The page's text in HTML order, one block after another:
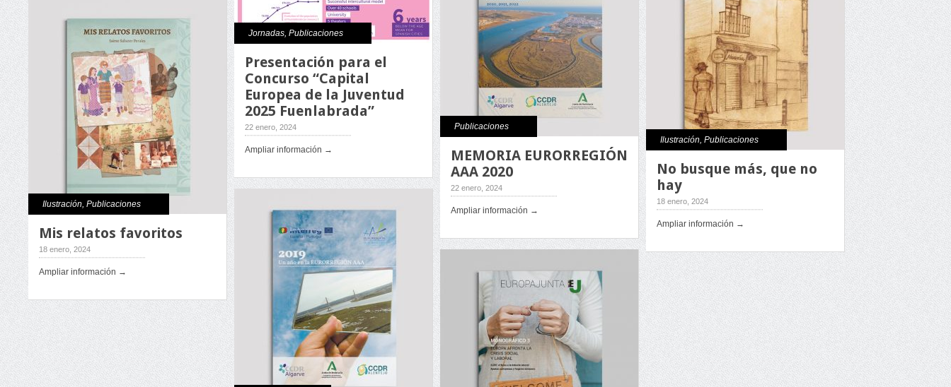
Jornadas,Publicaciones
Presentación para el
Concurso “Capital
Europea de la Juventud
2025 Fuenlabrada”
22 enero, 2024
Ampliar información →
Publicaciones
MEMORIA EURORREGIÓN
AAA 2020
22 enero, 2024
Ampliar información →
Ilustración,Publicaciones
No busque más, que no
hay
18 enero, 2024
Ampliar información →
Ilustración,Publicaciones
Mis relatos favoritos
18 enero, 2024
Ampliar información →